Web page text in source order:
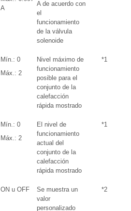
A
A de acuerdo con
el
funcionamiento
de la válvula
solenoide
Mín.: 0
Máx.: 2
Nivel máximo de
funcionamiento
posible para el
conjunto de la
calefacción
rápida mostrado
*1
Mín.: 0
Máx.: 2
El nivel de
funcionamiento
actual del
conjunto de la
calefacción
rápida mostrado
*1
ON u OFF
Se muestra un
valor
personalizado
*2